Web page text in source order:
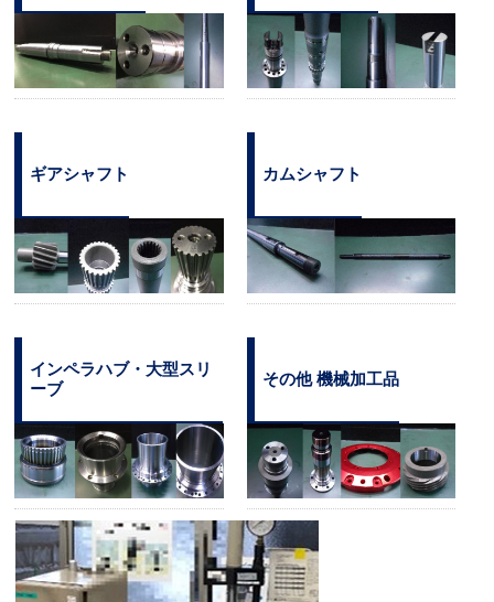
ギアシャフト カムシャフト
インペラハブ・大型スリ
ーブ
その他 機械加工品